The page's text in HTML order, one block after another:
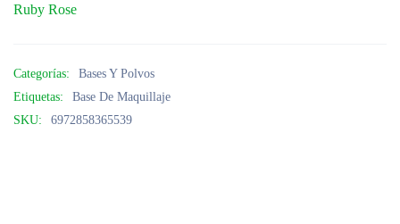
Ruby Rose
Categorías:
Bases Y Polvos
Etiquetas:
Base De Maquillaje
SKU:
6972858365539